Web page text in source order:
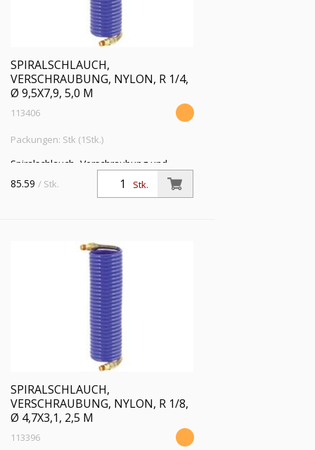
SPIRALSCHLAUCH,
VERSCHRAUBUNG, NYLON, R 1/4,
Ø 9,5X7,9, 5,0 M
113406
Packungen: Stk (1Stk.)
Spiralschlauch, Verschraubung und
Knickschutzfeder, Nylon 11 PA, R 1/4,
Schlauch-ø 9,5x7,9, PN bei 23 °C max.
Stk.
85.59 / Stk.
SPIRALSCHLAUCH,
VERSCHRAUBUNG, NYLON, R 1/8,
Ø 4,7X3,1, 2,5 M
113396